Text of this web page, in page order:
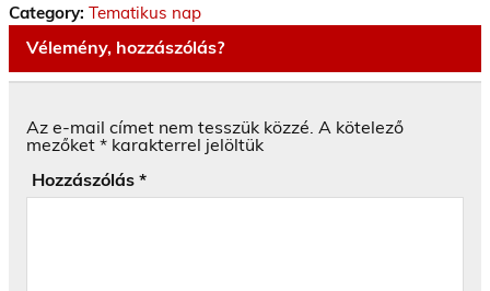
Category: Tematikus nap
Vélemény, hozzászólás?
Az e-mail címet nem tesszük közzé. A kötelező
mezőket * karakterrel jelöltük
Hozzászólás *